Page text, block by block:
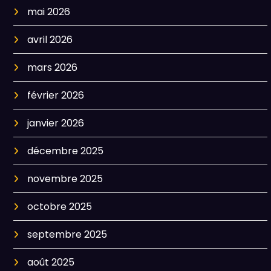
mai 2026
avril 2026
mars 2026
février 2026
janvier 2026
décembre 2025
novembre 2025
octobre 2025
septembre 2025
août 2025